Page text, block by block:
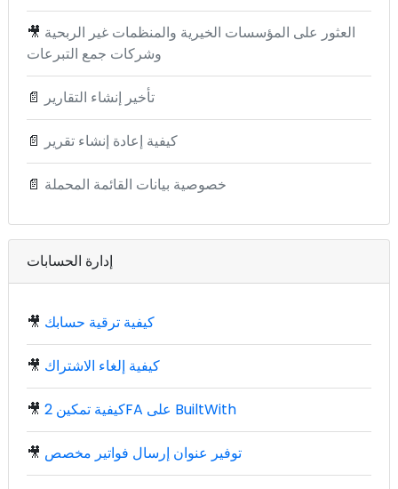
🎥 العثور على المؤسسات الخيرية والمنظمات غير الربحية
وشركات جمع التبرعات
📄 تأخير إنشاء التقارير
📄 كيفية إعادة إنشاء تقرير
📄 خصوصية بيانات القائمة المحملة
إدارة الحسابات
🎥 كيفية ترقية حسابك
🎥 كيفية إلغاء الاشتراك
🎥 كيفية تمكين 2FA على BuiltWith
🎥 توفير عنوان إرسال فواتير مخصص